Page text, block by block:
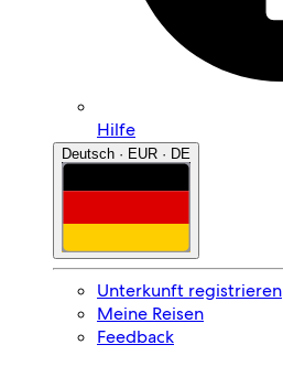
Hilfe
Deutsch · EUR · DE
Unterkunft registrieren
Meine Reisen
Feedback